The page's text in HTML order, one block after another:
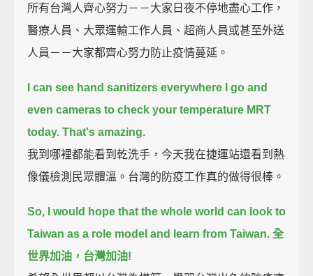
所有台灣人齊心努力－－大家日夜不停地盡心工作，
醫療人員、大眾運輸工作人員、超商人員或甚至外送
人員－－大家都齊心努力防止疫情蔓延。
I can see hand sanitizers everywhere I go and
even cameras to check your temperature MRT
today. That's amazing.
我到哪裡都能看到乾洗手，今天我在捷運站還看到熱
像儀檢測民眾體溫。台灣的防疫工作真的做得很棒。
So, I would hope that the whole world can look to
Taiwan as a role model and learn from Taiwan. 全
世界加油，台灣加油!